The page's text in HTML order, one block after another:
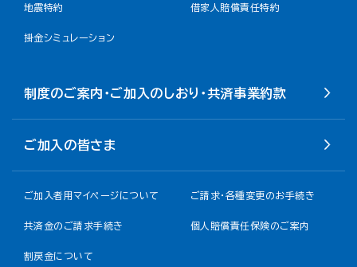
地震特約 借家人賠償責任特約
掛金シミュレーション
制度のご案内・ご加入のしおり・共済事業約款
ご加入の皆さま
ご加入者用マイページについて ご請求・各種変更のお手続き
共済金のご請求手続き 個人賠償責任保険のご案内
割戻金について​